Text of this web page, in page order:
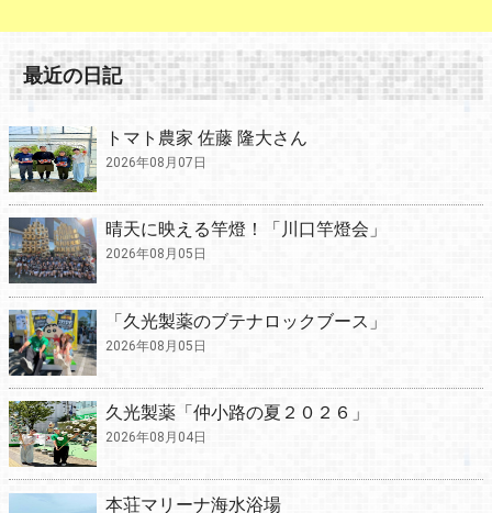
最近の日記
トマト農家 佐藤 隆大さん
2026年08月07日
晴天に映える竿燈！「川口竿燈会」
2026年08月05日
「久光製薬のブテナロックブース」
2026年08月05日
久光製薬「仲小路の夏２０２６」
2026年08月04日
本荘マリーナ海水浴場